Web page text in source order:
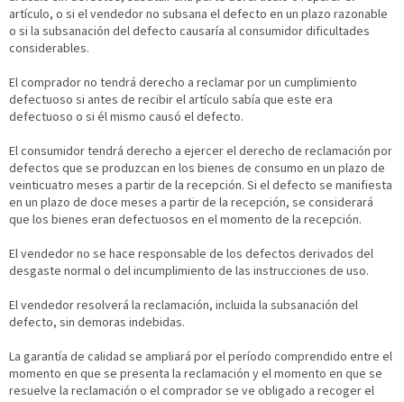
artículo, o si el vendedor no subsana el defecto en un plazo razonable
o si la subsanación del defecto causaría al consumidor dificultades
considerables.
El comprador no tendrá derecho a reclamar por un cumplimiento
defectuoso si antes de recibir el artículo sabía que este era
defectuoso o si él mismo causó el defecto.
El consumidor tendrá derecho a ejercer el derecho de reclamación por
defectos que se produzcan en los bienes de consumo en un plazo de
veinticuatro meses a partir de la recepción. Si el defecto se manifiesta
en un plazo de doce meses a partir de la recepción, se considerará
que los bienes eran defectuosos en el momento de la recepción.
El vendedor no se hace responsable de los defectos derivados del
desgaste normal o del incumplimiento de las instrucciones de uso.
El vendedor resolverá la reclamación, incluida la subsanación del
defecto, sin demoras indebidas.
La garantía de calidad se ampliará por el período comprendido entre el
momento en que se presenta la reclamación y el momento en que se
resuelve la reclamación o el comprador se ve obligado a recoger el